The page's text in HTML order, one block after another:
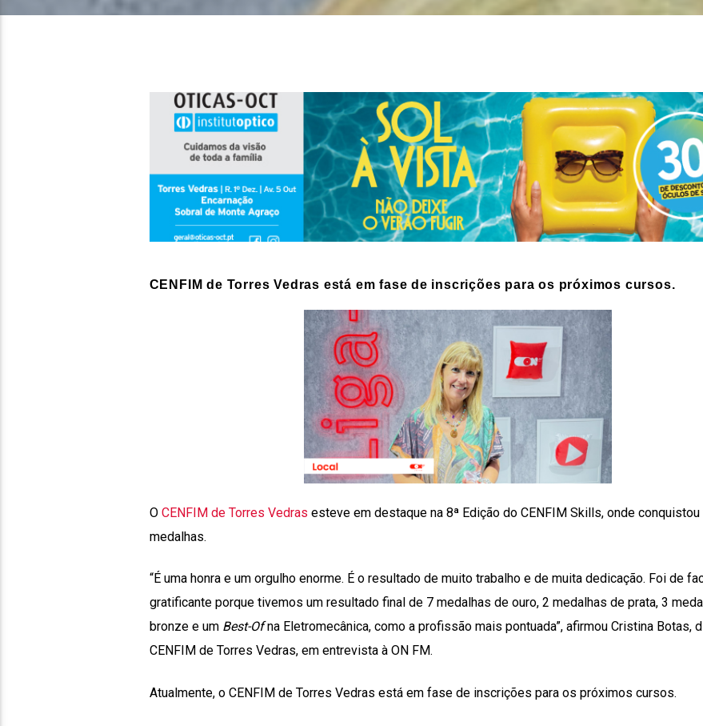
CENFIM de Torres Vedras está em fase de inscrições para os próximos cursos.
O CENFIM de Torres Vedras esteve em destaque na 8ª Edição do CENFIM Skills, onde conquistou
medalhas.
“É uma honra e um orgulho enorme. É o resultado de muito trabalho e de muita dedicação. Foi de
gratificante porque tivemos um resultado final de 7 medalhas de ouro, 2 medalhas de prata, 3
bronze e um Best-Ofna Eletromecânica, como a profissão mais pontuada”, afirmou Cristina Botas,
CENFIM de Torres Vedras, em entrevista à ON FM.
Atualmente, o CENFIM de Torres Vedras está em fase de inscrições para os próximos cursos.